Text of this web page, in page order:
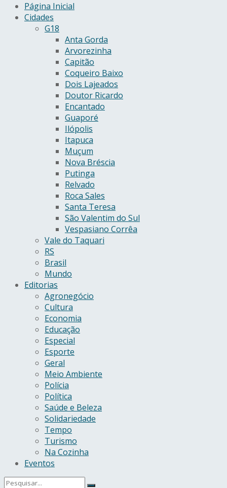
Página Inicial
Cidades
G18
Anta Gorda
Arvorezinha
Capitão
Coqueiro Baixo
Dois Lajeados
Doutor Ricardo
Encantado
Guaporé
Ilópolis
Itapuca
Muçum
Nova Bréscia
Putinga
Relvado
Roca Sales
Santa Teresa
São Valentim do Sul
Vespasiano Corrêa
Vale do Taquari
RS
Brasil
Mundo
Editorias
Agronegócio
Cultura
Economia
Educação
Especial
Esporte
Geral
Meio Ambiente
Polícia
Política
Saúde e Beleza
Solidariedade
Tempo
Turismo
Na Cozinha
Eventos